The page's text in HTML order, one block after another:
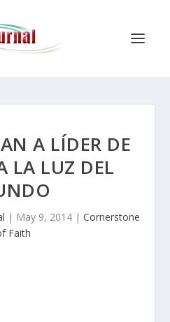
A LÍDER DE
LA LUZ DEL
| May 9, 2014| Cornerstone
Faith